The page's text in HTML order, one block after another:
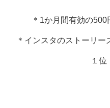
＊1か月間有効の
＊インスタのストーリ
１位